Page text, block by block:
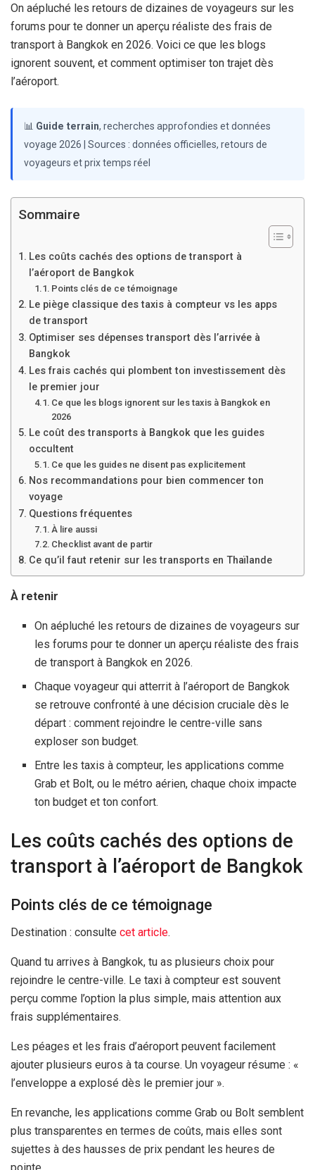
On aépluché les retours de dizaines de voyageurs sur les
forums pour te donner un aperçu réaliste des frais de
transport à Bangkok en 2026. Voici ce que les blogs
ignorent souvent, et comment optimiser ton trajet dès
l’aéroport.
📊 Guide terrain, recherches approfondies et données
voyage 2026 | Sources : données officielles, retours de
voyageurs et prix temps réel
Sommaire
Les coûts cachés des options de transport à
l’aéroport de Bangkok
Points clés de ce témoignage
Le piège classique des taxis à compteur vs les apps
de transport
Optimiser ses dépenses transport dès l’arrivée à
Bangkok
Les frais cachés qui plombent ton investissement dès
le premier jour
Ce que les blogs ignorent sur les taxis à Bangkok en
2026
Le coût des transports à Bangkok que les guides
occultent
Ce que les guides ne disent pas explicitement
Nos recommandations pour bien commencer ton
voyage
Questions fréquentes
À lire aussi
Checklist avant de partir
Ce qu’il faut retenir sur les transports en Thaïlande
À retenir
On aépluché les retours de dizaines de voyageurs sur
les forums pour te donner un aperçu réaliste des frais
de transport à Bangkok en 2026.
Chaque voyageur qui atterrit à l’aéroport de Bangkok
se retrouve confronté à une décision cruciale dès le
départ : comment rejoindre le centre-ville sans
exploser son budget.
Entre les taxis à compteur, les applications comme
Grab et Bolt, ou le métro aérien, chaque choix impacte
ton budget et ton confort.
Les coûts cachés des options de
transport à l’aéroport de Bangkok
Points clés de ce témoignage
Destination : consulte cet article.
Quand tu arrives à Bangkok, tu as plusieurs choix pour
rejoindre le centre-ville. Le taxi à compteur est souvent
perçu comme l’option la plus simple, mais attention aux
frais supplémentaires.
Les péages et les frais d’aéroport peuvent facilement
ajouter plusieurs euros à ta course. Un voyageur résume : «
l’enveloppe a explosé dès le premier jour ».
En revanche, les applications comme Grab ou Bolt semblent
plus transparentes en termes de coûts, mais elles sont
sujettes à des hausses de prix pendant les heures de